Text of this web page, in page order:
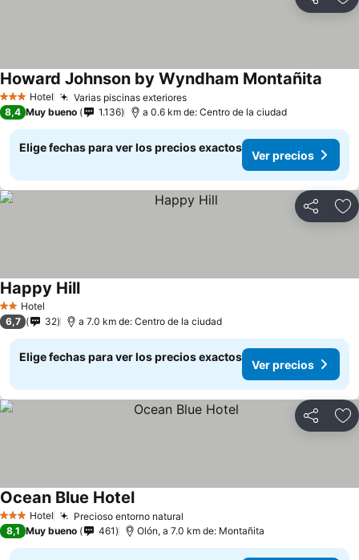
Compartir
3 Estrellas
Hotel Varias piscinas exterioresVer precios
Howard Johnson by Wyndham Montañita
8,4 Muy bueno 1.136 a 0.6 km de: Centro de la ciudad
Elige fechas para ver los precios exactos
Ver precios
Compartir
2 Estrellas
Hotel
Happy HillVer precios
6,7 32 a 7.0 km de: Centro de la ciudad
Elige fechas para ver los precios exactos
Ver precios
Compartir
3 Estrellas
Hotel Precioso entorno natural
Ocean Blue HotelVer precios
8,1 Muy bueno 461 Olón, a 7.0 km de: Montañita